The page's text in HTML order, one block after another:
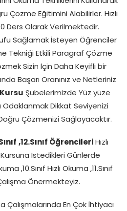
Çözme Eğitimini Alabilirler. Hızlı
Ders Olarak Verilmektedir.
Sağlamak İsteyen Öğrenciler
Tekniği Etkili Paragraf Çözme
Sizin İçin Daha Keyifli bir
Başarı Oranınız ve Netleriniz
Kursu Şubelerimizde Yüz yüze
Dikkat Seviyenizi
Çözmenizi Sağlayacaktır.
,12.Sınıf Öğrencileri
Hızlı
İstedikleri Günlerde
,10.Sınıf Hızlı Okuma ,11.Sınıf
Önermekteyiz.
Çalışmalarında En Çok İhtiyacı